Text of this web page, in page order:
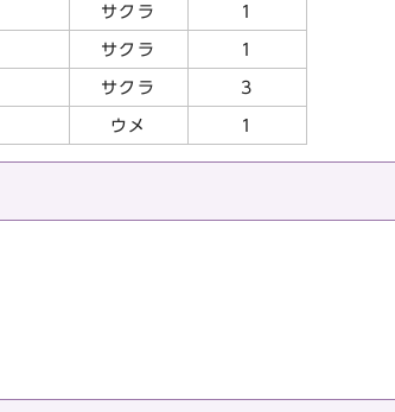
サクラ 1
サクラ 1
サクラ 3
ウメ 1